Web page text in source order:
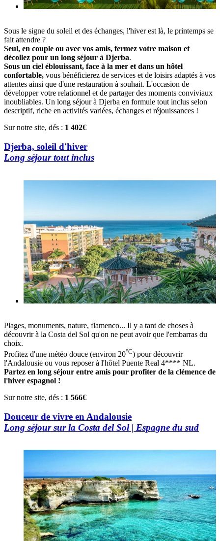
Sous le signe du soleil et des échanges, l'hiver est là, le printemps se
fait attendre ?
Seul, en couple ou avec vos amis, fermez votre maison et
décollez pour un long séjour à Djerba.
Sous un ciel éblouissant, face à la mer et dans un hôtel
confortable, vous bénéficierez de services et de loisirs adaptés à vos
attentes ainsi que d'une restauration à souhait. L'occasion de
développer votre relationnel et de partager des moments conviviaux
inoubliables. Un long séjour à Djerba en formule tout inclus selon
descriptif, riche en activités variées, échanges et réjouissances !
Sur notre site, dés : 1 402€
Djerba, soleil d'hiver
Long séjour tout inclus
Plages, monuments, nature, flamenco... Il y a tant de choses à
découvrir à la Costa del Sol qu'on ne peut avoir que l'embarras du
choix.
Profitez d'une météo douce (environ 20°C) pour découvrir
l'Andalousie ou vous reposer à l'hôtel Puente Real 4**** NL.
Partez en long séjour entre amis pour profiter de la clémence de
l'hiver espagnol !
Sur notre site, dés : 1 566€
Douceur de vivre en Andalousie
Long séjour sur la Costa del Sol | Espagne du sud